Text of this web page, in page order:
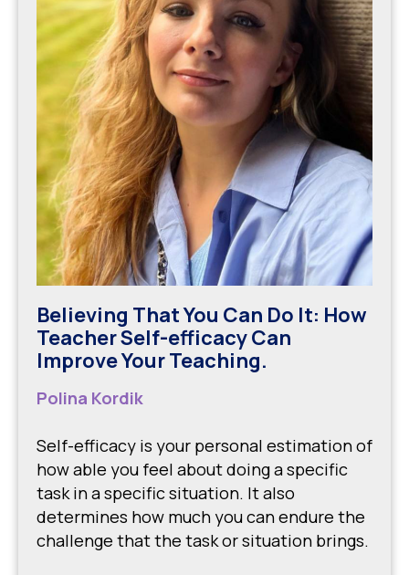
Believing That You Can Do It: How
Teacher Self-efficacy Can
Improve Your Teaching.
Polina Kordik
Self-efficacy is your personal estimation of
how able you feel about doing a specific
task in a specific situation. It also
determines how much you can endure the
challenge that the task or situation brings.